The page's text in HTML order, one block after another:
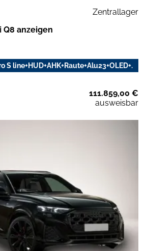
Zentrallager
Q8 anzeigen
line+HUD+AHK+Raute+Alu23+OLED+.
111.859,00 €
ausweisbar